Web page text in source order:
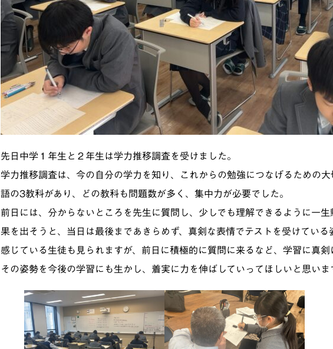
先日中学１年生と２年生は学力推移調査を受けました。
学力推移調査は、今の自分の学力を知り、これからの勉強につなげるための
語の3教科があり、どの教科も問題数が多く、集中力が必要でした。
前日には、分からないところを先生に質問し、少しでも理解できるように一
果を出そうと、当日は最後まであきらめず、真剣な表情でテストを受けてい
感じている生徒も見られますが、前日に積極的に質問に来るなど、学習に真剣
その姿勢を今後の学習にも生かし、着実に力を伸ばしていってほしいと思いま